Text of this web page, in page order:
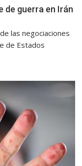
de guerra en Irán
las negociaciones
de Estados